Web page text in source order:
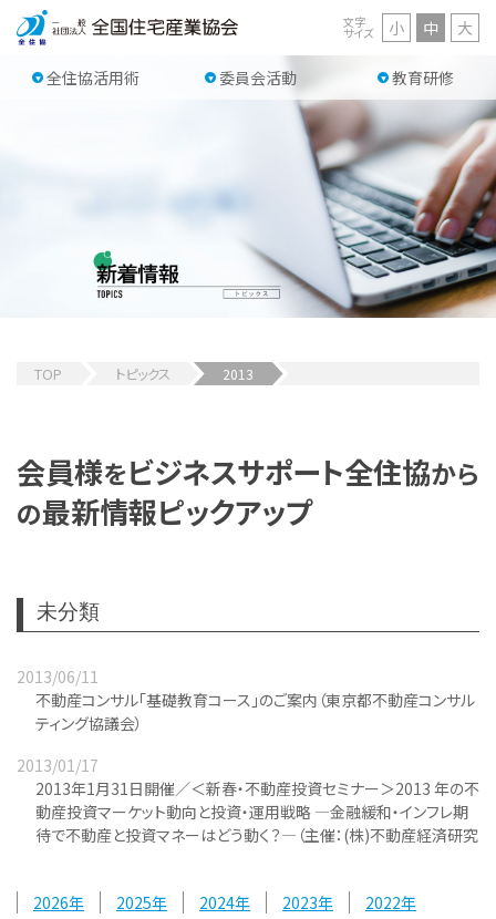
全住協活用術 委員会活動 教育研修
文字
サイズ 小 中 大
TOP トピックス 2013
会員様をビジネスサポート全住協から
の最新情報ピックアップ
未分類
2013/06/11
不動産コンサル「基礎教育コース」のご案内（東京都不動産コンサル
ティング協議会）
2013/01/17
2013年1月31日開催／＜新春・不動産投資セミナー＞2013 年の不
動産投資マーケット動向と投資・運用戦略 ―金融緩和・インフレ期
待で不動産と投資マネーはどう動く？―（主催：(株)不動産経済研究
2026
2025 2024 2023
2022